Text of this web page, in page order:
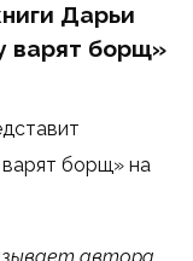
Дарьи
варят борщ»
борщ» на